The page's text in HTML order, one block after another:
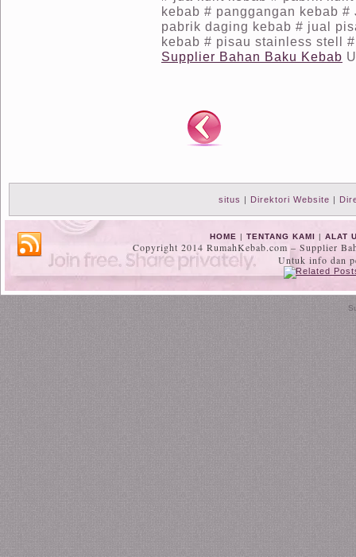
kebab # panggangan kebab
pabrik daging kebab # jual
kebab # pisau stainless stell
Supplier Bahan Baku Kebab
situs | Direktori Website |
HOME |TENTANG KAMI |ALAT
Copyright 2014 RumahKebab.com – Supplier
Untuk info dan